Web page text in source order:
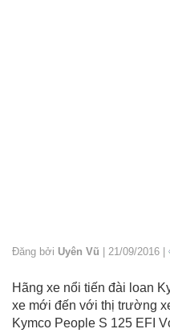
Đăng bởi Uyên Vũ | 21/09/2016 |
Hãng xe nổi tiến đài loan
xe mới đến với thị trường
Kymco People S 125 EFI